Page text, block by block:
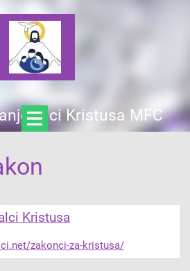
Kristusa MFC
Kristusa
zakonci-za-kristusa/